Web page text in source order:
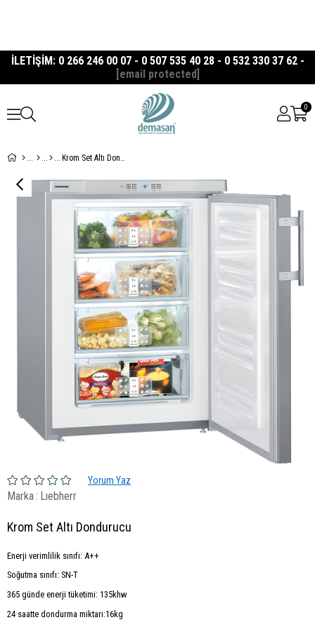
İLETİŞİM: 0 266 246 00 07 - 0 507 535 40 28 - 0 532 330 37 62 -
[email protected]
0
Krom Set Altı Dondurucu
Yorum Yaz
Marka : Lıebherr
Krom Set Altı Dondurucu
Enerji verimlilik sınıfı: A++
Soğutma sınıfı: SN-T
365 günde enerji tüketimi: 135khw
24 saatte dondurma miktarı:16kg